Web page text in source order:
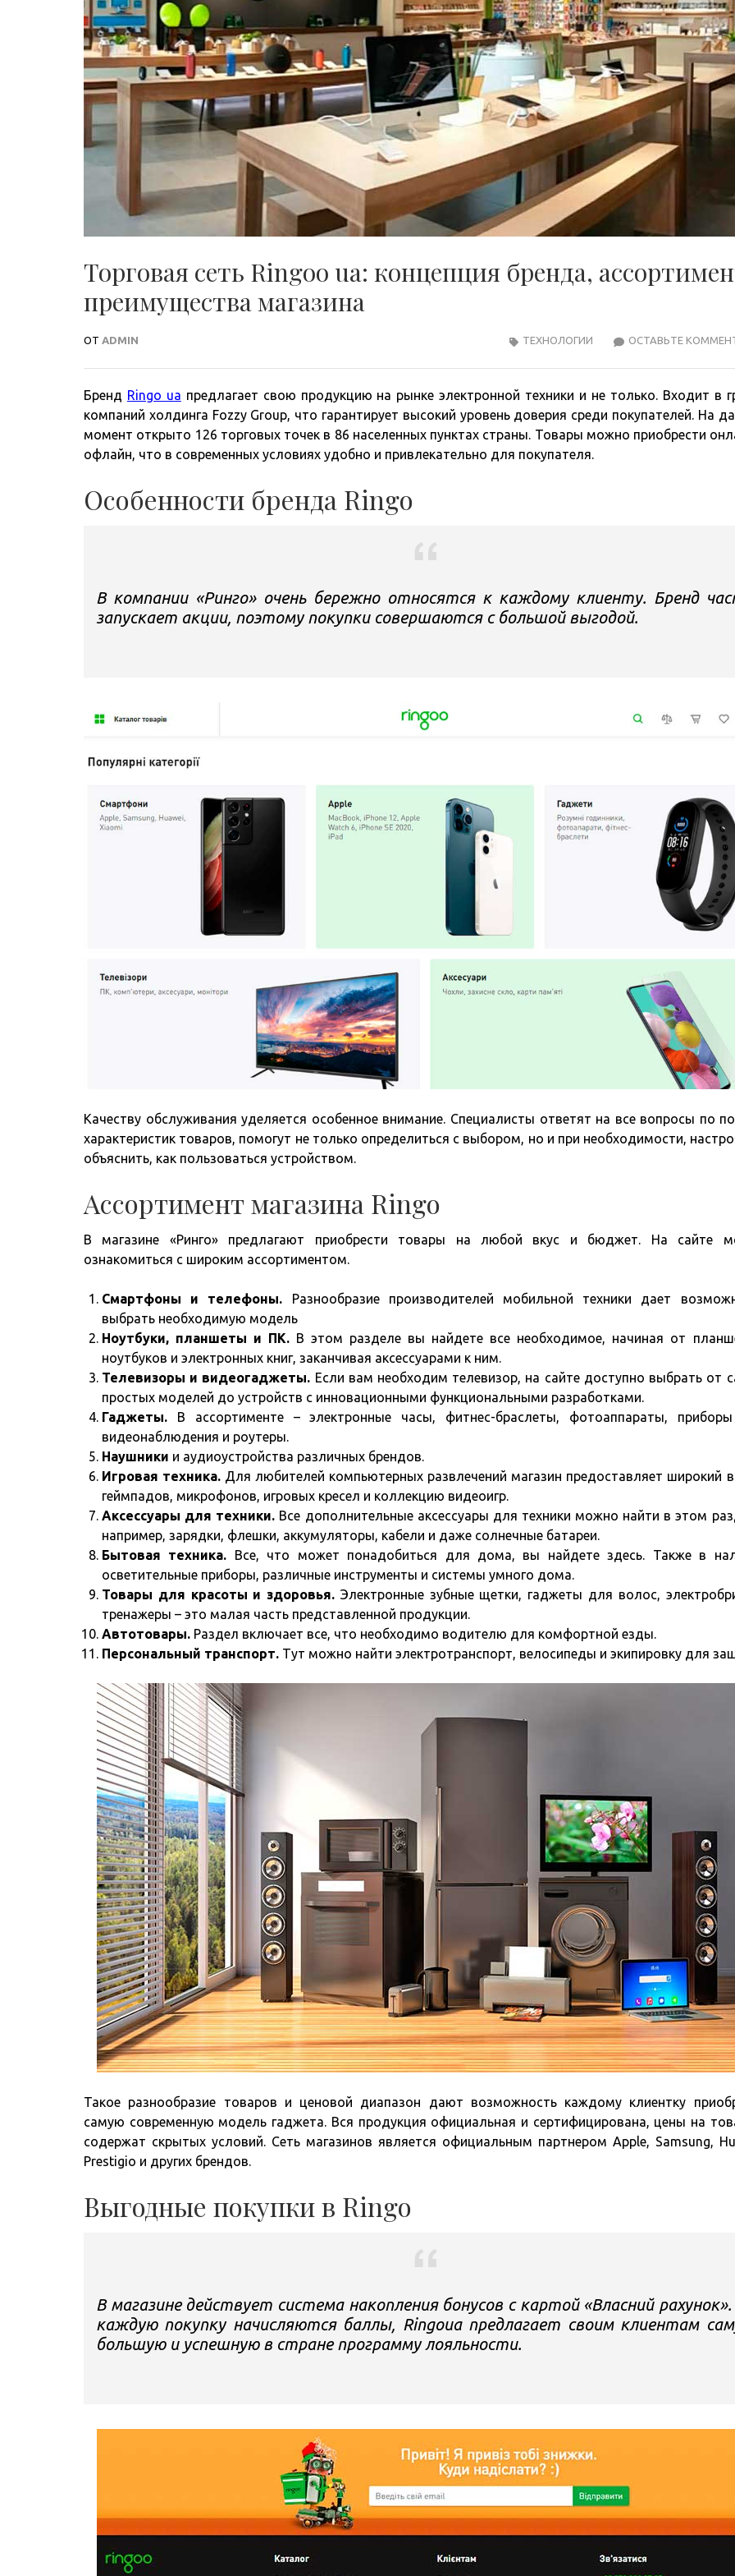
Торговая сеть Ringoo ua: концепция бренда,
преимущества магазина
ОТ ADMIN ОСТАВЬТЕ
ТЕХНОЛОГИИ
Бренд Ringo ua предлагает свою продукцию на рынке электронной техники и не только. Входит в
компаний холдинга Fozzy Group, что гарантирует высокий уровень доверия среди покупателей. На
момент открыто 126 торговых точек в 86 населенных пунктах страны. Товары можно приобрести
офлайн, что в современных условиях удобно и привлекательно для покупателя.
Особенности бренда Ringo
В компании «Ринго» очень бережно относятся к каждому клиенту. Бренд
запускает акции, поэтому покупки совершаются с большой выгодой.
Качеству обслуживания уделяется особенное внимание. Специалисты ответят на все вопросы по
характеристик товаров, помогут не только определиться с выбором, но и при необходимости,
объяснить, как пользоваться устройством.
Ассортимент магазина Ringo
В магазине «Ринго» предлагают приобрести товары на любой вкус и бюджет. На сайте
ознакомиться с широким ассортиментом.
Смартфоны и телефоны. Разнообразие производителей мобильной техники дает
выбрать необходимую модель
Ноутбуки, планшеты и ПК. В этом разделе вы найдете все необходимое, начиная от
ноутбуков и электронных книг, заканчивая аксессуарами к ним.
Телевизоры и видеогаджеты. Если вам необходим телевизор, на сайте доступно выбрать от
простых моделей до устройств с инновационными функциональными разработками.
Гаджеты. В ассортименте – электронные часы, фитнес-браслеты, фотоаппараты,
видеонаблюдения и роутеры.
Наушники и аудиоустройства различных брендов.
Игровая техника. Для любителей компьютерных развлечений магазин предоставляет широкий
геймпадов, микрофонов, игровых кресел и коллекцию видеоигр.
Аксессуары для техники. Все дополнительные аксессуары для техники можно найти в этом
например, зарядки, флешки, аккумуляторы, кабели и даже солнечные батареи.
Бытовая техника. Все, что может понадобиться для дома, вы найдете здесь. Также в
осветительные приборы, различные инструменты и системы умного дома.
Товары для красоты и здоровья. Электронные зубные щетки, гаджеты для волос,
тренажеры – это малая часть представленной продукции.
Автотовары. Раздел включает все, что необходимо водителю для комфортной езды.
Персональный транспорт. Тут можно найти электротранспорт, велосипеды и экипировку для
Такое разнообразие товаров и ценовой диапазон дают возможность каждому клиентку
самую современную модель гаджета. Вся продукция официальная и сертифицирована, цены на
содержат скрытых условий. Сеть магазинов является официальным партнером Apple, Samsung,
Prestigio и других брендов.
Выгодные покупки в Ringo
В магазине действует система накопления бонусов с картой «Власний
каждую покупку начисляются баллы, Ringoua предлагает своим клиентам
большую и успешную в стране программу лояльности.